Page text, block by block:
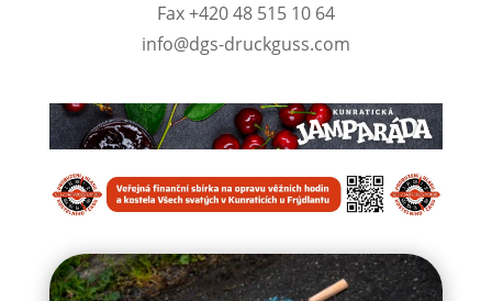
Fax +420 48 515 10 64
info@dgs-druckguss.com